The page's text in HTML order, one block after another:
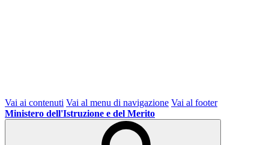
Vai ai contenuti Vai al menu di navigazione Vai al footer
Ministero dell'Istruzione e del Merito